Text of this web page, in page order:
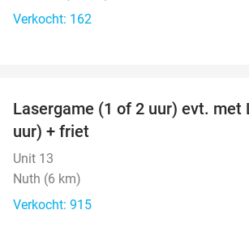
Verkocht: 162
Lasergame (1 of 2 uur) evt. met
uur) + friet
Unit 13
Nuth (6 km)
Verkocht: 915